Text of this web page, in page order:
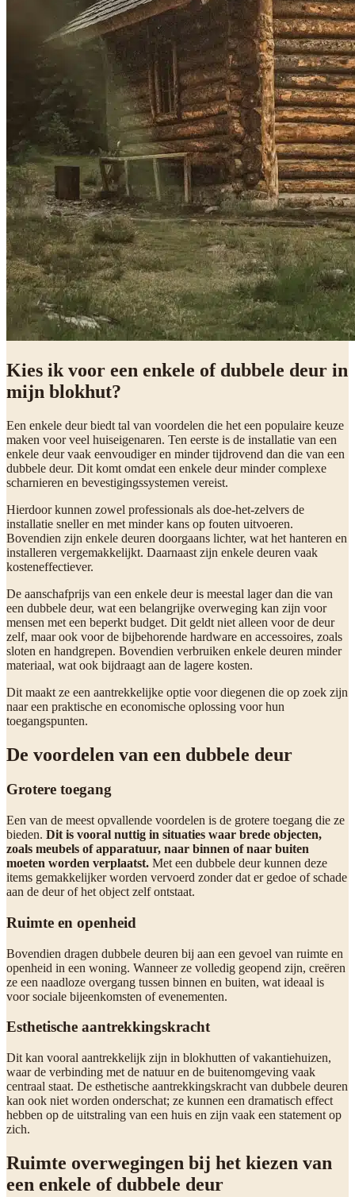
Kies ik voor een enkele of dubbele deur in
mijn blokhut?
Een enkele deur biedt tal van voordelen die het een populaire keuze
maken voor veel huiseigenaren. Ten eerste is de installatie van een
enkele deur vaak eenvoudiger en minder tijdrovend dan die van een
dubbele deur. Dit komt omdat een enkele deur minder complexe
scharnieren en bevestigingssystemen vereist.
Hierdoor kunnen zowel professionals als doe-het-zelvers de
installatie sneller en met minder kans op fouten uitvoeren.
Bovendien zijn enkele deuren doorgaans lichter, wat het hanteren en
installeren vergemakkelijkt. Daarnaast zijn enkele deuren vaak
kosteneffectiever.
De aanschafprijs van een enkele deur is meestal lager dan die van
een dubbele deur, wat een belangrijke overweging kan zijn voor
mensen met een beperkt budget. Dit geldt niet alleen voor de deur
zelf, maar ook voor de bijbehorende hardware en accessoires, zoals
sloten en handgrepen. Bovendien verbruiken enkele deuren minder
materiaal, wat ook bijdraagt aan de lagere kosten.
Dit maakt ze een aantrekkelijke optie voor diegenen die op zoek zijn
naar een praktische en economische oplossing voor hun
toegangspunten.
De voordelen van een dubbele deur
Grotere toegang
Een van de meest opvallende voordelen is de grotere toegang die ze
bieden. Dit is vooral nuttig in situaties waar brede objecten,
zoals meubels of apparatuur, naar binnen of naar buiten
moeten worden verplaatst. Met een dubbele deur kunnen deze
items gemakkelijker worden vervoerd zonder dat er gedoe of schade
aan de deur of het object zelf ontstaat.
Ruimte en openheid
Bovendien dragen dubbele deuren bij aan een gevoel van ruimte en
openheid in een woning. Wanneer ze volledig geopend zijn, creëren
ze een naadloze overgang tussen binnen en buiten, wat ideaal is
voor sociale bijeenkomsten of evenementen.
Esthetische aantrekkingskracht
Dit kan vooral aantrekkelijk zijn in blokhutten of vakantiehuizen,
waar de verbinding met de natuur en de buitenomgeving vaak
centraal staat. De esthetische aantrekkingskracht van dubbele deuren
kan ook niet worden onderschat; ze kunnen een dramatisch effect
hebben op de uitstraling van een huis en zijn vaak een statement op
zich.
Ruimte overwegingen bij het kiezen van
een enkele of dubbele deur